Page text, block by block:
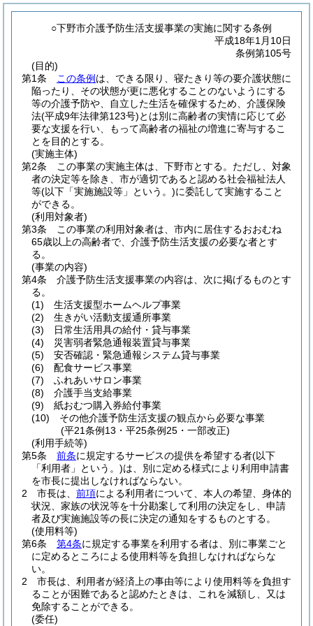
○下野市介護予防生活支援事業の実施に関する条例
平成18年1月10日
条例第105号
(目的)
第1条
この条例 は、できる限り、寝たきり等の要介護状態に
陥ったり、その状態が更に悪化することのないようにする
等の介護予防や、自立した生活を確保するため、介護保険
法(平成9年法律第123号)とは別に高齢者の実情に応じて必
要な支援を行い、もって高齢者の福祉の増進に寄与するこ
とを目的とする。
(実施主体)
第2条
この事業の実施主体は、下野市とする。 ただし、対象
者の決定等を除き、市が適切であると認める社会福祉法人
等(以下「実施施設等」という。)に委託して実施すること
ができる。
(利用対象者)
第3条
この事業の利用対象者は、市内に居住するおおむね
65歳以上の高齢者で、介護予防生活支援の必要な者とす
る。
(事業の内容)
第4条
介護予防生活支援事業の内容は、次に掲げるものとす
る。
(1)
生活支援型ホームヘルプ事業
(2)
生きがい活動支援通所事業
(3)
日常生活用具の給付・貸与事業
(4)
災害弱者緊急通報装置貸与事業
(5)
安否確認・緊急通報システム貸与事業
(6)
配食サービス事業
(7)
ふれあいサロン事業
(8)
介護手当支給事業
(9)
紙おむつ購入券給付事業
(10)
その他介護予防生活支援の観点から必要な事業
(平21条例13・平25条例25・一部改正)
(利用手続等)
第5条
前条に規定するサービスの提供を希望する者(以下
「利用者」という。)は、別に定める様式により利用申請書
を市長に提出しなければならない。
2
市長は、 前項による利用者について、本人の希望、身体的
状況、家族の状況等を十分勘案して利用の決定をし、申請
者及び実施施設等の長に決定の通知をするものとする。
(使用料等)
第6条
第4条に規定する事業を利用する者は、別に事業ごと
に定めるところによる使用料等を負担しなければならな
い。
2
市長は、利用者が経済上の事由等により使用料等を負担す
ることが困難であると認めたときは、これを減額し、又は
免除することができる。
(委任)